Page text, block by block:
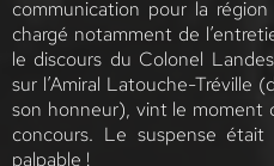
communication pour la
chargé notamment de
le discours du Colonel
sur l’Amiral Latouche-Tréville
son honneur), vint le moment
concours. Le suspense
palpable !